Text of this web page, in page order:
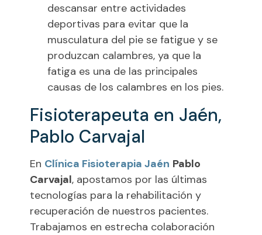
descansar entre actividades
deportivas para evitar que la
musculatura del pie se fatigue y se
produzcan calambres, ya que la
fatiga es una de las principales
causas de los calambres en los pies.
Fisioterapeuta en Jaén,
Pablo Carvajal
En Clínica Fisioterapia Jaén Pablo
Carvajal, apostamos por las últimas
tecnologías para la rehabilitación y
recuperación de nuestros pacientes.
Trabajamos en estrecha colaboración